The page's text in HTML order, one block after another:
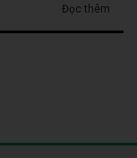
Đọc thêm